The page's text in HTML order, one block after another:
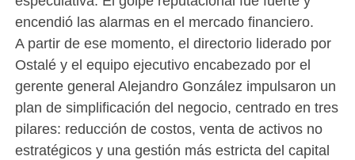
encendió las alarmas en el mercado financiero.
A partir de ese momento, el directorio liderado por
Ostalé y el equipo ejecutivo encabezado por el
gerente general Alejandro González impulsaron un
plan de simplificación del negocio, centrado en tres
pilares: reducción de costos, venta de activos no
estratégicos y una gestión más estricta del capital